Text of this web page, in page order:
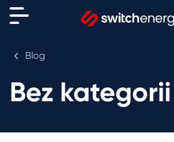
Blog
Bez kategorii